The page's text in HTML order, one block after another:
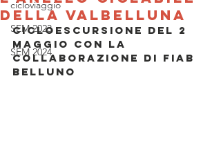
cicloviaggio
SEM 2023
SEM 2024
della Valbelluna
Cicloescursione del 2
maggio con la
collaborazione di FIAB
Belluno